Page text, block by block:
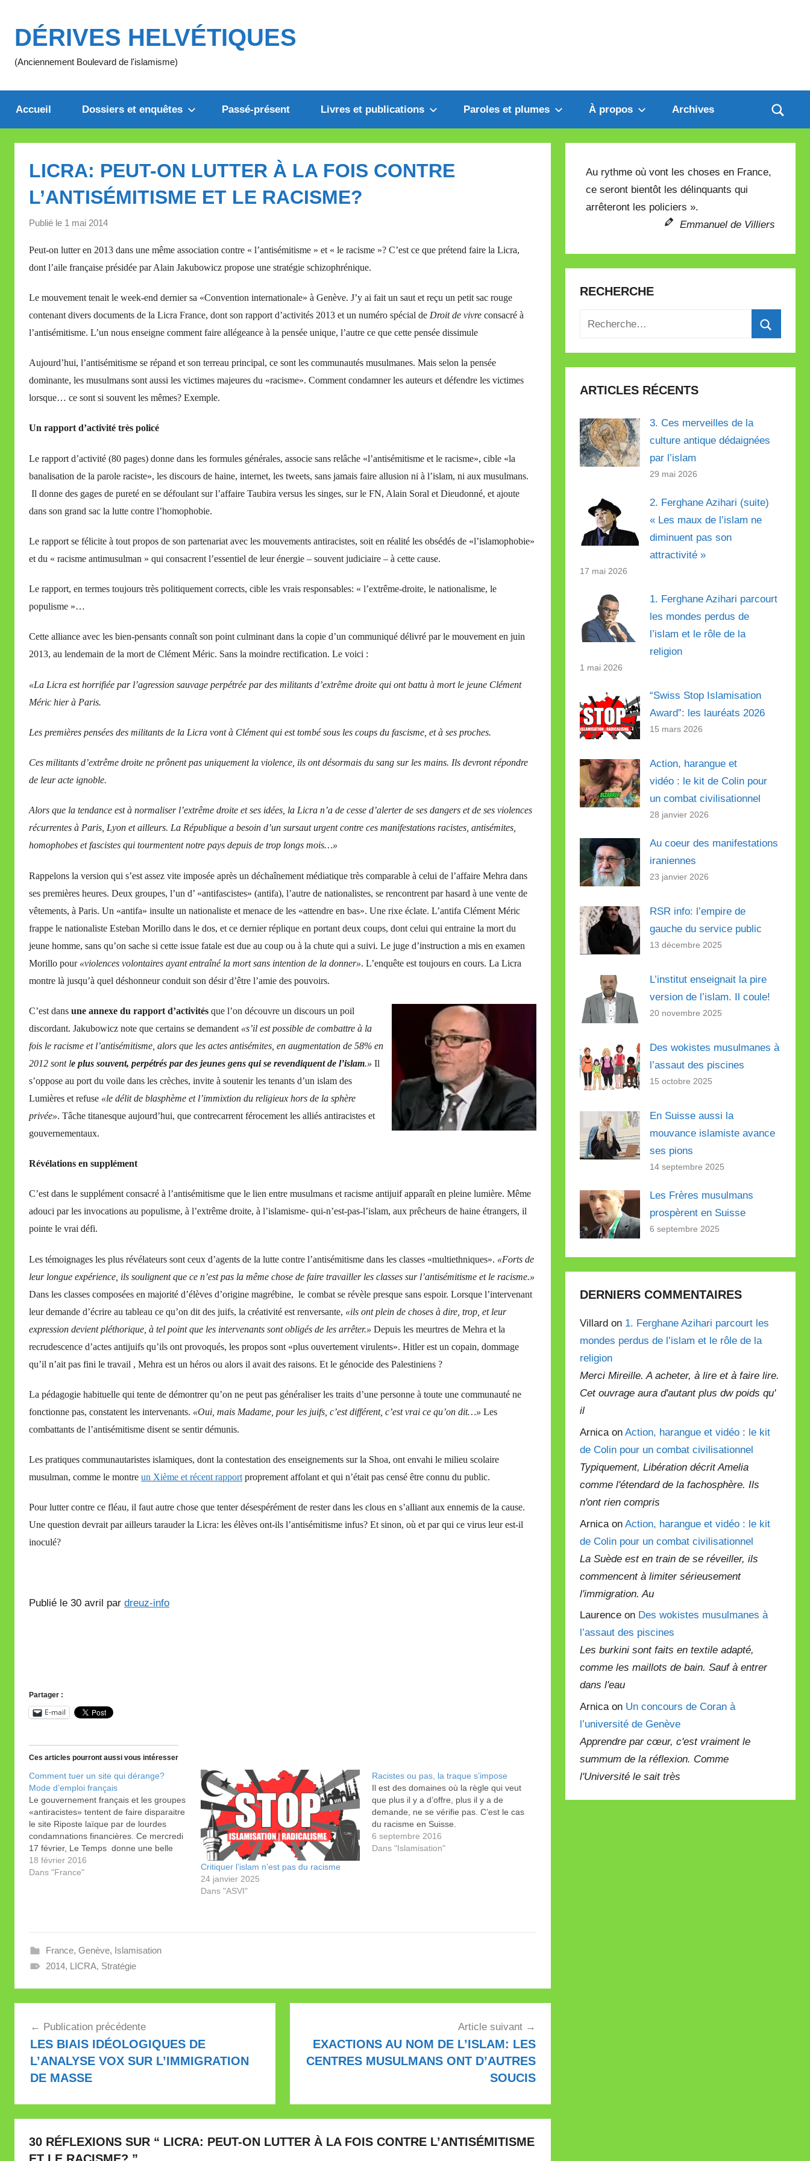
contenu
DÉRIVES HELVÉTIQUES
(Anciennement Boulevard de l'islamisme)
Accueil Dossiers et enquêtes Passé-présent Livres et publications Paroles et plumes À propos Archives
LICRA: PEUT-ON LUTTER À LA FOIS CONTRE
L’ANTISÉMITISME ET LE RACISME?
Publié le 1 mai 2014
r
M
r
e
l
e
V
l
e
t
t
Peut-on lutter en 2013 dans une même association contre « l’antisémitisme » et « le racisme »? C’est ce que prétend faire la Licra,
dont l’aile française présidée par Alain Jakubowicz propose une stratégie schizophrénique.
Le mouvement tenait le week-end dernier sa «Convention internationale» à Genève. J’y ai fait un saut et reçu un petit sac rouge
contenant divers documents de la Licra France, dont son rapport d’activités 2013 et un numéro spécial de Droit de vivre consacré à
l’antisémitisme. L’un nous enseigne comment faire allégeance à la pensée unique, l’autre ce que cette pensée dissimule
Aujourd’hui, l’antisémitisme se répand et son terreau principal, ce sont les communautés musulmanes. Mais selon la pensée
dominante, les musulmans sont aussi les victimes majeures du «racisme». Comment condamner les auteurs et défendre les victimes
lorsque… ce sont si souvent les mêmes? Exemple.
Un rapport d’activité très policé
Le rapport d’activité (80 pages) donne dans les formules générales, associe sans relâche «l’antisémitisme et le racisme», cible «la
banalisation de la parole raciste», les discours de haine, internet, les tweets, sans jamais faire allusion ni à l’islam, ni aux musulmans.
Il donne des gages de pureté en se défoulant sur l’affaire Taubira versus les singes, sur le FN, Alain Soral et Dieudonné, et ajoute
dans son grand sac la lutte contre l’homophobie.
Le rapport se félicite à tout propos de son partenariat avec les mouvements antiracistes, soit en réalité les obsédés de «l’islamophobie»
et du « racisme antimusulman » qui consacrent l’essentiel de leur énergie – souvent judiciaire – à cette cause.
Le rapport, en termes toujours très politiquement corrects, cible les vrais responsables: « l’extrême-droite, le nationalisme, le
populisme »…
Cette alliance avec les bien-pensants connaît son point culminant dans la copie d’un communiqué délivré par le mouvement en juin
2013, au lendemain de la mort de Clément Méric. Sans la moindre rectification. Le voici :
«La Licra est horrifiée par l’agression sauvage perpétrée par des militants d’extrême droite qui ont battu à mort le jeune Clément
Méric hier à Paris.
Les premières pensées des militants de la Licra vont à Clément qui est tombé sous les coups du fascisme, et à ses proches.
Ces militants d’extrême droite ne prônent pas uniquement la violence, ils ont désormais du sang sur les mains. Ils devront répondre
de leur acte ignoble.
Alors que la tendance est à normaliser l’extrême droite et ses idées, la Licra n’a de cesse d’alerter de ses dangers et de ses violences
récurrentes à Paris, Lyon et ailleurs. La République a besoin d’un sursaut urgent contre ces manifestations racistes, antisémites,
homophobes et fascistes qui tourmentent notre pays depuis de trop longs mois…»
Rappelons la version qui s’est assez vite imposée après un déchaînement médiatique très comparable à celui de l’affaire Mehra dans
ses premières heures. Deux groupes, l’un d’ «antifascistes» (antifa), l’autre de nationalistes, se rencontrent par hasard à une vente de
vêtements, à Paris. Un «antifa» insulte un nationaliste et menace de les «attendre en bas». Une rixe éclate. L’antifa Clément Méric
frappe le nationaliste Esteban Morillo dans le dos, et ce dernier réplique en portant deux coups, dont celui qui entraine la mort du
jeune homme, sans qu’on sache si cette issue fatale est due au coup ou à la chute qui a suivi. Le juge d’instruction a mis en examen
Morillo pour «violences volontaires ayant entraîné la mort sans intention de la donner». L’enquête est toujours en cours. La Licra
montre là jusqu’à quel déshonneur conduit son désir d’être l’amie des pouvoirs.
C’est dans une annexe du rapport d’activités que l’on découvre un discours un poil
discordant. Jakubowicz note que certains se demandent «s’il est possible de combattre à la
fois le racisme et l’antisémitisme, alors que les actes antisémites, en augmentation de 58% en
2012 sont le plus souvent, perpétrés par des jeunes gens qui se revendiquent de l’islam.» Il
s’oppose au port du voile dans les crèches, invite à soutenir les tenants d’un islam des
Lumières et refuse «le délit de blasphème et l’immixtion du religieux hors de la sphère
privée». Tâche titanesque aujourd’hui, que contrecarrent férocement les alliés antiracistes et
gouvernementaux.
Révélations en supplément
C’est dans le supplément consacré à l’antisémitisme que le lien entre musulmans et racisme antijuif apparaît en pleine lumière. Même
adouci par les invocations au populisme, à l’extrême droite, à l’islamisme- qui-n’est-pas-l’islam, aux prêcheurs de haine étrangers, il
pointe le vrai défi.
Les témoignages les plus révélateurs sont ceux d’agents de la lutte contre l’antisémitisme dans les classes «multiethniques». «Forts de
leur longue expérience, ils soulignent que ce n’est pas la même chose de faire travailler les classes sur l’antisémitisme et le racisme.»
Dans les classes composées en majorité d’élèves d’origine magrébine, le combat se révèle presque sans espoir. Lorsque l’intervenant
leur demande d’écrire au tableau ce qu’on dit des juifs, la créativité est renversante, «ils ont plein de choses à dire, trop, et leur
expression devient pléthorique, à tel point que les intervenants sont obligés de les arrêter.» Depuis les meurtres de Mehra et la
recrudescence d’actes antijuifs qu’ils ont provoqués, les propos sont «plus ouvertement virulents». Hitler est un copain, dommage
qu’il n’ait pas fini le travail , Mehra est un héros ou alors il avait des raisons. Et le génocide des Palestiniens ?
La pédagogie habituelle qui tente de démontrer qu’on ne peut pas généraliser les traits d’une personne à toute une communauté ne
fonctionne pas, constatent les intervenants. «Oui, mais Madame, pour les juifs, c’est différent, c’est vrai ce qu’on dit…» Les
combattants de l’antisémitisme disent se sentir démunis.
Les pratiques communautaristes islamiques, dont la contestation des enseignements sur la Shoa, ont envahi le milieu scolaire
musulman, comme le montre un Xième et récent rapport proprement affolant et qui n’était pas censé être connu du public.
Pour lutter contre ce fléau, il faut autre chose que tenter désespérément de rester dans les clous en s’alliant aux ennemis de la cause.
Une question devrait par ailleurs tarauder la Licra: les élèves ont-ils l’antisémitisme infus? Et sinon, où et par qui ce virus leur est-il
inoculé?
Publié le 30 avril par dreuz-info
Partager :
E-mail
Ces articles pourront aussi vous intéresser
Comment tuer un site qui dérange?
Mode d’emploi français
Le gouvernement français et les groupes
«antiracistes» tentent de faire disparaitre
le site Riposte laïque par de lourdes
condamnations financières. Ce mercredi
17 février, Le Temps donne une belle
illustration de la manière dont nos élites
musèlent et biaisent le débat sur l’islam
18 février 2016
Dans "France"
Critiquer l’islam n’est pas du racisme
24 janvier 2025
Dans "ASVI"
Racistes ou pas, la traque s’impose
Il est des domaines où la règle qui veut
que plus il y a d’offre, plus il y a de
demande, ne se vérifie pas. C’est le cas
du racisme en Suisse.
6 septembre 2016
Dans "Islamisation"
France, Genève, Islamisation
2014, LICRA, Stratégie
l’article
Publication précédente
LES BIAIS IDÉOLOGIQUES DE
L’ANALYSE VOX SUR L’IMMIGRATION
DE MASSE
Article suivant
EXACTIONS AU NOM DE L’ISLAM: LES
CENTRES MUSULMANS ONT D’AUTRES
SOUCIS
30 RÉFLEXIONS SUR “ LICRA: PEUT-ON LUTTER À LA FOIS CONTRE L’ANTISÉMITISME
Au rythme où vont les choses en France,
ce seront bientôt les délinquants qui
arrêteront les policiers ».
Emmanuel de Villiers
RECHERCHE
Recherche
:
ARTICLES RÉCENTS
3. Ces merveilles de la
culture antique dédaignées
par l’islam
29 mai 2026
2. Ferghane Azihari (suite)
« Les maux de l’islam ne
diminuent pas son
attractivité »
17 mai 2026
1. Ferghane Azihari parcourt
les mondes perdus de
l’islam et le rôle de la
religion
1 mai 2026
“Swiss Stop Islamisation
Award”: les lauréats 2026
15 mars 2026
Action, harangue et
vidéo : le kit de Colin pour
un combat civilisationnel
28 janvier 2026
Au coeur des manifestations
iraniennes
23 janvier 2026
RSR info: l’empire de
gauche du service public
13 décembre 2025
L’institut enseignait la pire
version de l’islam. Il coule!
20 novembre 2025
Des wokistes musulmanes à
l’assaut des piscines
15 octobre 2025
En Suisse aussi la
mouvance islamiste avance
ses pions
14 septembre 2025
Les Frères musulmans
prospèrent en Suisse
6 septembre 2025
DERNIERS COMMENTAIRES
Villard on 1. Ferghane Azihari parcourt les
mondes perdus de l’islam et le rôle de la
religion
Merci Mireille. A acheter, à lire et à faire lire.
Cet ouvrage aura d'autant plus dw poids qu'
il
Arnica onAction, harangue et vidéo : le kit
de Colin pour un combat civilisationnel
Typiquement, Libération décrit Amelia
comme l'étendard de la fachosphère. Ils
n'ont rien compris
Arnica onAction, harangue et vidéo : le kit
de Colin pour un combat civilisationnel
La Suède est en train de se réveiller, ils
commencent à limiter sérieusement
l'immigration. Au
Laurence on Des wokistes musulmanes à
l’assaut des piscines
Les burkini sont faits en textile adapté,
comme les maillots de bain. Sauf à entrer
dans l'eau
Arnica on Un concours de Coran à
l’université de Genève
Apprendre par cœur, c'est vraiment le
summum de la réflexion. Comme
l'Université le sait très